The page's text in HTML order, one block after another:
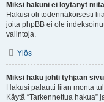
Miksi hakuni ei löytänyt
Hakusi oli todennäköisesti
joita phpBB ei ole
valintoja.
Ylös
Miksi haku johti tyhjään
Hakusi palautti liian monta
Käytä “Tarkennettua